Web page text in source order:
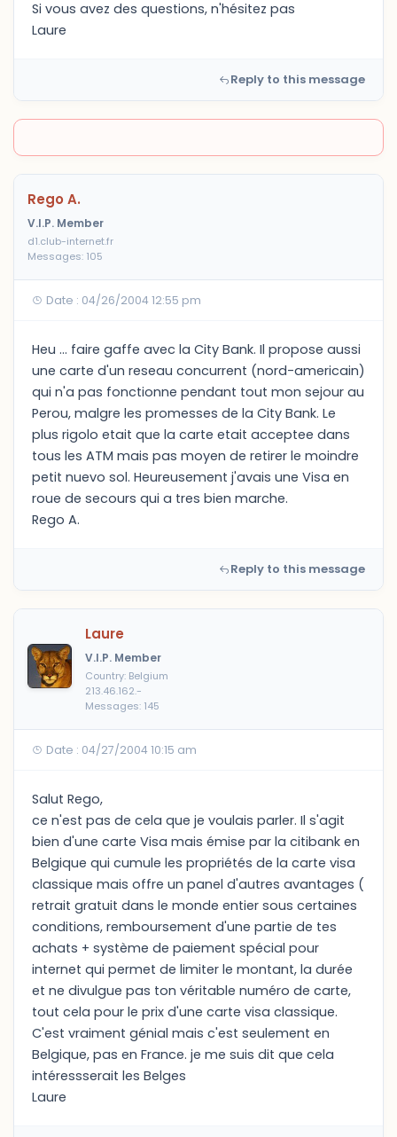
Si vous avez des questions, n'hésitez pas
Laure
Reply to this message
Rego A.
V.I.P. Member
d1.club-internet.fr
Messages: 105
Date : 04/26/2004 12:55 pm
Heu ... faire gaffe avec la City Bank. Il propose aussi
une carte d'un reseau concurrent (nord-americain)
qui n'a pas fonctionne pendant tout mon sejour au
Perou, malgre les promesses de la City Bank. Le
plus rigolo etait que la carte etait acceptee dans
tous les ATM mais pas moyen de retirer le moindre
petit nuevo sol. Heureusement j'avais une Visa en
roue de secours qui a tres bien marche.
Rego A.
Reply to this message
Laure
V.I.P. Member
Country: Belgium
213.46.162.-
Messages: 145
Date : 04/27/2004 10:15 am
Salut Rego,
ce n'est pas de cela que je voulais parler. Il s'agit
bien d'une carte Visa mais émise par la citibank en
Belgique qui cumule les propriétés de la carte visa
classique mais offre un panel d'autres avantages (
retrait gratuit dans le monde entier sous certaines
conditions, remboursement d'une partie de tes
achats + système de paiement spécial pour
internet qui permet de limiter le montant, la durée
et ne divulgue pas ton véritable numéro de carte,
tout cela pour le prix d'une carte visa classique.
C'est vraiment génial mais c'est seulement en
Belgique, pas en France. je me suis dit que cela
intéressserait les Belges
Laure